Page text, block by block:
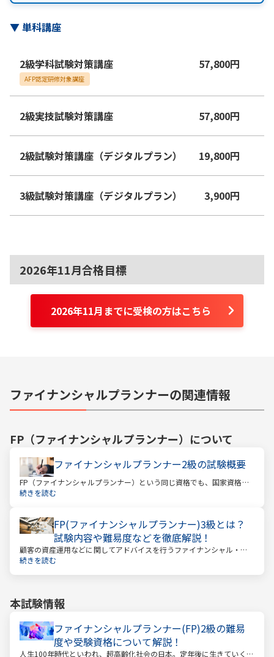
▼単科講座
2級学科試験対策講座 57,800円
AFP認定研修対象講座
2級実技試験対策講座 57,800円
2級試験対策講座（デジタルプラン） 19,800円
3級試験対策講座（デジタルプラン） 3,900円
2026年11月合格目標
2026年11月までに受検の方はこちら
ファイナンシャルプランナーの関連情報
FP（ファイナンシャルプランナー） について
ファイナンシャルプランナー2級の試験概要
FP（ファイナンシャルプランナー）という同じ資格でも、国家資格と
民間資格の2種類にわかれています。
続きを読む
FP(ファイナンシャルプランナー)3級とは？
試験内容や難易度などを徹底解説！
顧客の資産運用などに関してアドバイスを行うファイナンシャル・プ
ランナー。このファイナンシャル・プランナーとして働くときに、大
続きを読む
本試験情報
ファイナンシャルプランナー(FP)2級の難易
度や受験資格について解説！
人生100年時代といわれ、超高齢化社会の日本。定年後に生きていく時